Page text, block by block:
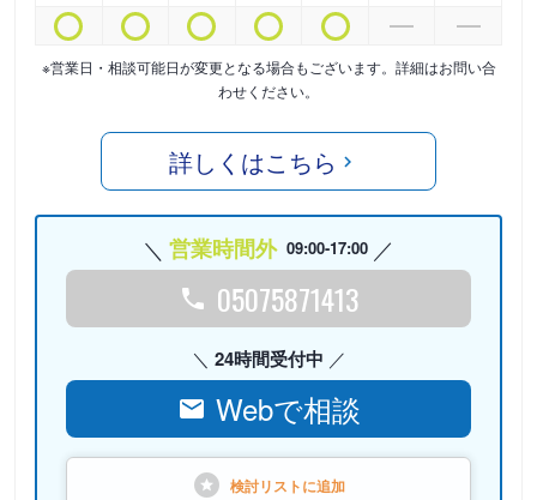
※営業日・相談可能日が変更となる場合もございます。詳細はお問い合
わせください。
詳しくはこちら
営業時間外 09:00-17:00
05075871413
24時間受付中
Webで相談
検討リストに追加